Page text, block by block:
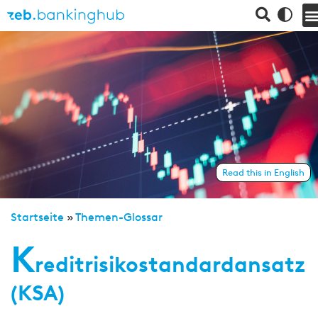
Startseite »Themen-Glossar
Read this in English
Kreditrisikostandardansatz
(KSA)